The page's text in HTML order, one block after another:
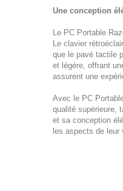
Une conception
Le PC Portable
Le clavier
que le pavé tactile
et légère, offrant
assurent une
Avec le PC
qualité supérieure,
et sa conception
les aspects de leur